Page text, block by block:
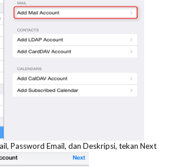
Password Email, dan Deskripsi, tekan Next